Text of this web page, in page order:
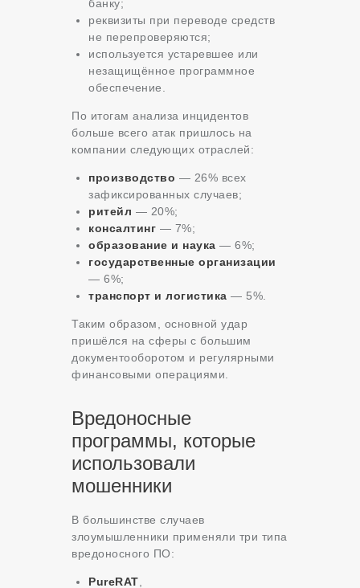
банку;
реквизиты при переводе средств
не перепроверяются;
используется устаревшее или
незащищённое программное
обеспечение.
По итогам анализа инцидентов
больше всего атак пришлось на
компании следующих отраслей:
производство — 26% всех
зафиксированных случаев;
ритейл — 20%;
консалтинг — 7%;
образование и наука — 6%;
государственные организации
— 6%;
транспорт и логистика — 5%.
Таким образом, основной удар
пришёлся на сферы с большим
документооборотом и регулярными
финансовыми операциями.
Вредоносные
программы, которые
использовали
мошенники
В большинстве случаев
злоумышленники применяли три типа
вредоносного ПО:
PureRAT